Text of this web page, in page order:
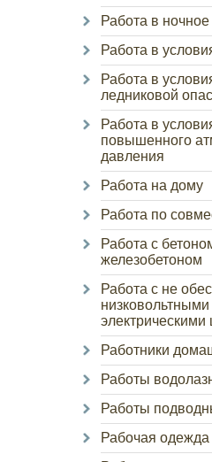
Работа в
Работа в
Работа в
ледниковой
Работа в
повышенного
давления
Работа на дому
Работа по
Работа с
железобетоном
Работа с не
низковольтными
электрическими
Работники
Работы
Работы
Рабочая одежда